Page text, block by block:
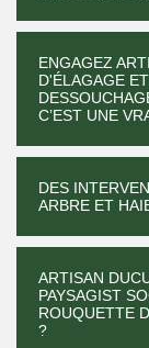
ENGAGEZ
D'ÉLAGAGE
C’EST UNE
DES
ARBRE ET
ARTISAN
PAYSAGIST
ROUQUETTE
?